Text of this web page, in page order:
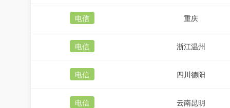
电信 重庆
电信 浙江温州
电信 四川德阳
电信 云南昆明